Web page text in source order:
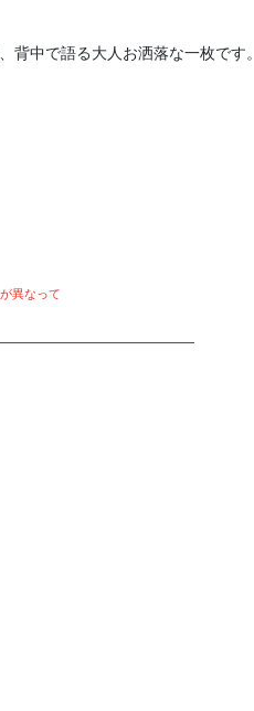
背中で語る大人お洒落な一枚です。
異なって